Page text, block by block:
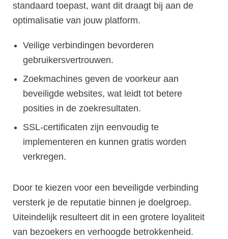
standaard toepast, want dit draagt bij aan de
optimalisatie van jouw platform.
Veilige verbindingen bevorderen
gebruikersvertrouwen.
Zoekmachines geven de voorkeur aan
beveiligde websites, wat leidt tot betere
posities in de zoekresultaten.
SSL-certificaten zijn eenvoudig te
implementeren en kunnen gratis worden
verkregen.
Door te kiezen voor een beveiligde verbinding
versterk je de reputatie binnen je doelgroep.
Uiteindelijk resulteert dit in een grotere loyaliteit
van bezoekers en verhoogde betrokkenheid.